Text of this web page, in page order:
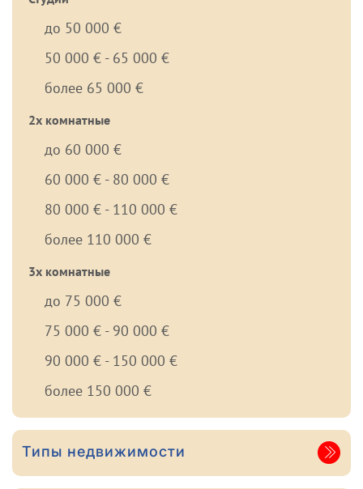
до 50 000 €
50 000 € - 65 000 €
более 65 000 €
2х комнатные
до 60 000 €
60 000 € - 80 000 €
80 000 € - 110 000 €
более 110 000 €
3х комнатные
до 75 000 €
75 000 € - 90 000 €
90 000 € - 150 000 €
более 150 000 €
Типы недвижимости